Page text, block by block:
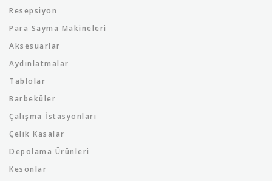
Resepsiyon
Para Sayma Makineleri
Aksesuarlar
Aydınlatmalar
Tablolar
Barbeküler
Çalışma İstasyonları
Çelik Kasalar
Depolama Ürünleri
Kesonlar